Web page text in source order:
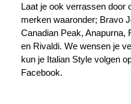
Laat je ook verrassen door
merken waaronder; Bravo
Canadian Peak, Anapurna,
en Rivaldi. We wensen je
kun je Italian Style volgen
Facebook.